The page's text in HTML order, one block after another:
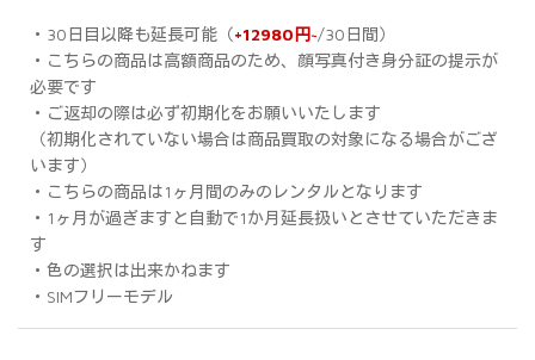
・30日目以降も延長可能（+12980円~/30日間）
・こちらの商品は高額商品のため、顔写真付き身分証の提示が
必要です
・ご返却の際は必ず初期化をお願いいたします
（初期化されていない場合は商品買取の対象になる場合がござ
います）
・こちらの商品は1ヶ月間のみのレンタルとなります
・1ヶ月が過ぎますと自動で1か月延長扱いとさせていただきま
す
・色の選択は出来かねます
・SIMフリーモデル